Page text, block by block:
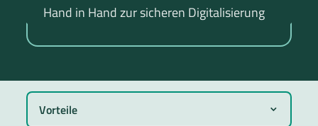
Hand in Hand zur sicheren Digitalisierung
Vorteile